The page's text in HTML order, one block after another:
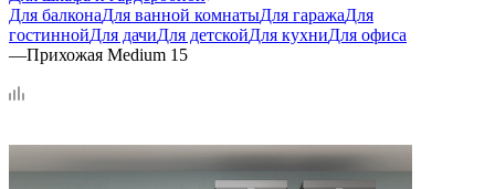
Для балконаДля ванной комнатыДля гаражаДля
гостиннойДля дачиДля детскойДля кухниДля офиса
—Прихожая Medium 15